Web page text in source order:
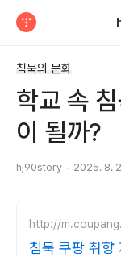
침묵의 문화
학교 속
이 될까?
hj90story 2025. 8.
http://
침묵 쿠팡 취향